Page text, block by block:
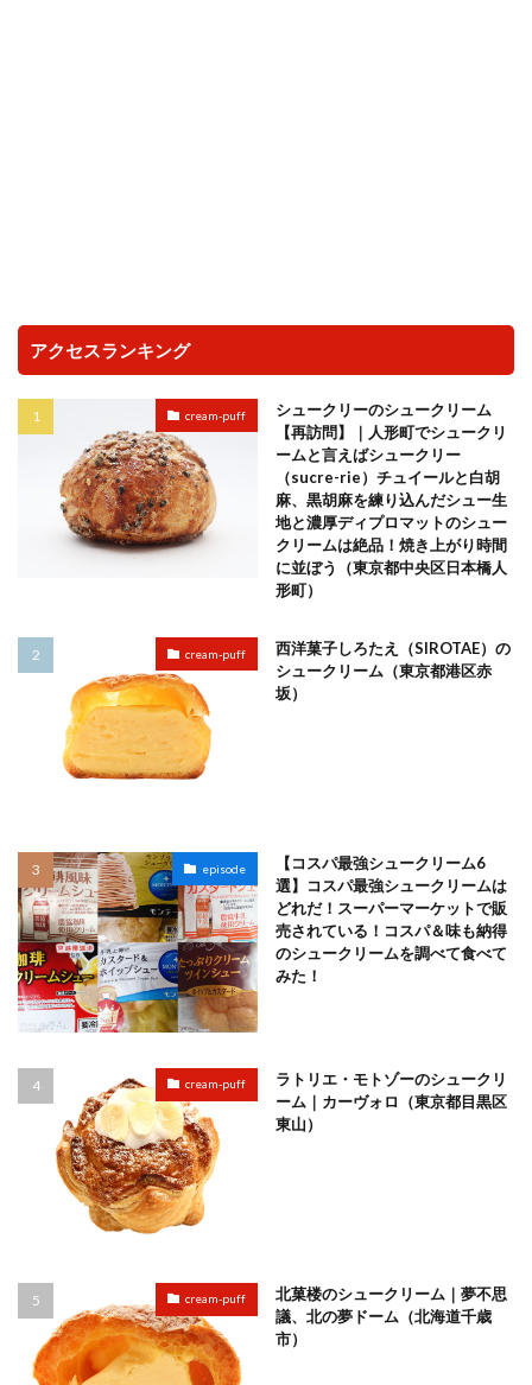
アクセスランキング
cream-puff
シュークリーのシュークリーム
【再訪問】｜人形町でシュークリ
ームと言えばシュークリー
（sucre-rie）チュイールと白胡
麻、黒胡麻を練り込んだシュー生
地と濃厚ディプロマットのシュー
クリームは絶品！焼き上がり時間
に並ぼう（東京都中央区日本橋人
形町）
cream-puff
西洋菓子しろたえ（SIROTAE）の
シュークリーム（東京都港区赤
坂）
episode
【コスパ最強シュークリーム6
選】コスパ最強シュークリームは
どれだ！スーパーマーケットで販
売されている！コスパ＆味も納得
のシュークリームを調べて食べて
みた！
cream-puff
ラトリエ・モトゾーのシュークリ
ーム｜カーヴォロ（東京都目黒区
東山）
cream-puff
北菓楼のシュークリーム｜夢不思
議、北の夢ドーム（北海道千歳
市）